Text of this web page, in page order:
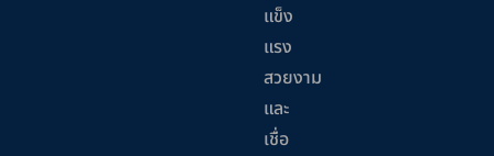
แข็ง
แรง
สวยงาม
และ
เชื่อ